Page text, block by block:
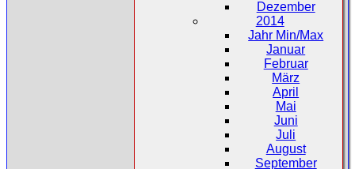
Dezember
2014
Jahr Min/Max
Januar
Februar
März
April
Mai
Juni
Juli
August
September